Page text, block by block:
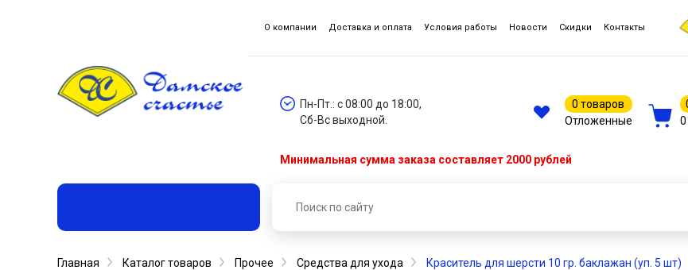
О компании Доставка и оплата Условия работы Новости Скидки Контакты
Пн-Пт.: с 08:00 до 18:00,
Сб-Вс выходной.
0 товаров
Отложенные
0
Минимальная сумма заказа составляет 2000 рублей
Главная Каталог товаров Прочее Средства для ухода Краситель для шерсти 10 гр. баклажан (уп. 5 шт)